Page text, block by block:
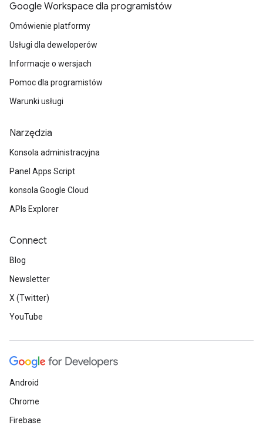
Google Workspace dla programistów
Omówienie platformy
Usługi dla deweloperów
Informacje o wersjach
Pomoc dla programistów
Warunki usługi
Narzędzia
Konsola administracyjna
Panel Apps Script
konsola Google Cloud
APIs Explorer
Connect
Blog
Newsletter
X (Twitter)
YouTube
Android
Chrome
Firebase